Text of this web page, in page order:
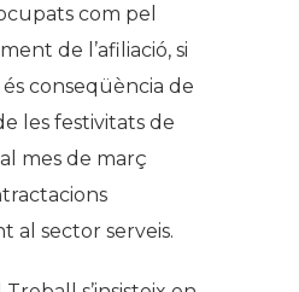
com pel
de l’afiliació, si
conseqüència de
les festivitats de
mes de març
al sector serveis.